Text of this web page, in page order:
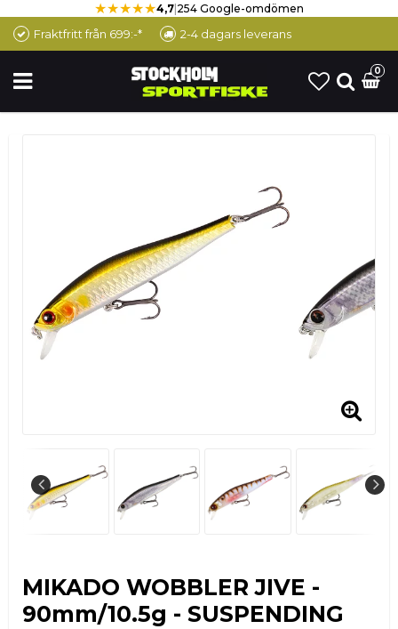
★★★★★4,7 254 Google-omdömen
Fraktfritt från 699:-* 2-4 dagars leverans
0
MIKADO WOBBLER JIVE -
90mm/10.5g - SUSPENDING